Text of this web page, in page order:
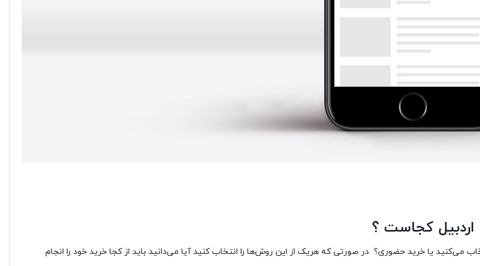
یا خرید حضوری؟ در صورتی که هریک از این روش‌ها را انتخاب کنید آیا می‌دانید باید از کجا خرید خود را انجام